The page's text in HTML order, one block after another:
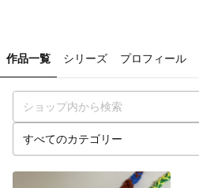
作品一覧 シリーズ プロフィール